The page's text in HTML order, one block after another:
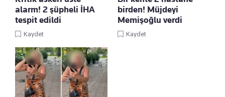
alarm! 2 şüpheli İHA
tespit edildi
Kaydet
birden! Müjdeyi
Memişoğlu verdi
Kaydet